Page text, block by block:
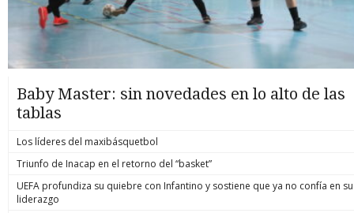
Baby Master: sin novedades en lo alto de las
tablas
Los líderes del maxibásquetbol
Triunfo de Inacap en el retorno del “basket”
UEFA profundiza su quiebre con Infantino y sostiene que ya no confía en su
liderazgo